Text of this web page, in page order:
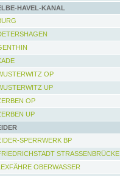
HAVEL-KANAL
OP
UP
OP
UP
SPERRWERK BP
STRASSENBRÜCKE
OBERWASSER